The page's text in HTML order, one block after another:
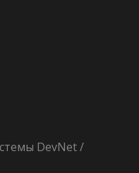
DevNet /